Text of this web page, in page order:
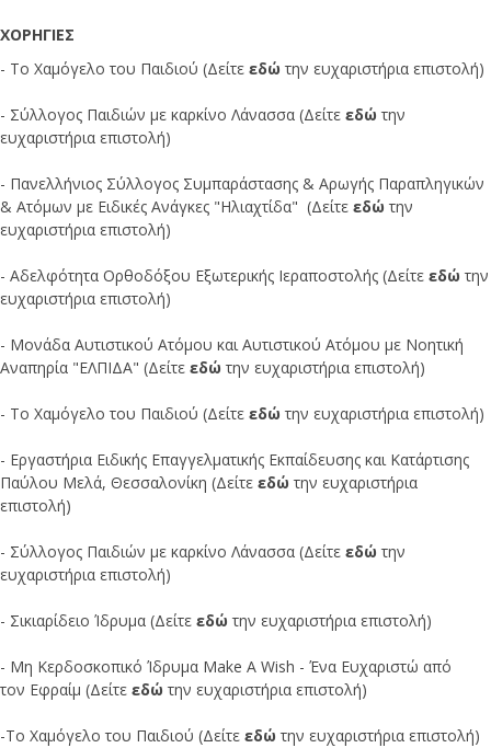
ΧΟΡΗΓΙΕΣ
- Το Χαμόγελο του Παιδιού (Δείτε εδώ την ευχαριστήρια επιστολή)
- Σύλλογος Παιδιών με καρκίνο Λάνασσα (Δείτε εδώ την
ευχαριστήρια επιστολή)
- Πανελλήνιος Σύλλογος Συμπαράστασης & Αρωγής Παραπληγικών
& Ατόμων με Ειδικές Ανάγκες "Ηλιαχτίδα" (Δείτε εδώ την
ευχαριστήρια επιστολή)
- Αδελφότητα Ορθοδόξου Εξωτερικής Ιεραποστολής (Δείτε εδώ την
ευχαριστήρια επιστολή)
- Μονάδα Αυτιστικού Ατόμου και Αυτιστικού Ατόμου με Νοητική
Αναπηρία "ΕΛΠΙΔΑ" (Δείτε εδώ την ευχαριστήρια επιστολή)
- Το Χαμόγελο του Παιδιού (Δείτε εδώ την ευχαριστήρια επιστολή)
- Εργαστήρια Ειδικής Επαγγελματικής Εκπαίδευσης και Κατάρτισης
Παύλου Μελά, Θεσσαλονίκη (Δείτε εδώ την ευχαριστήρια
επιστολή)
- Σύλλογος Παιδιών με καρκίνο Λάνασσα (Δείτε εδώ την
ευχαριστήρια επιστολή)
- Σικιαρίδειο Ίδρυμα (Δείτε εδώ την ευχαριστήρια επιστολή)
- Μη Κερδοσκοπικό Ίδρυμα Make A Wish - Ένα Ευχαριστώ από
τον Εφραίμ (Δείτε εδώ την ευχαριστήρια επιστολή)
-Το Χαμόγελο του Παιδιού (Δείτε εδώ την ευχαριστήρια επιστολή)